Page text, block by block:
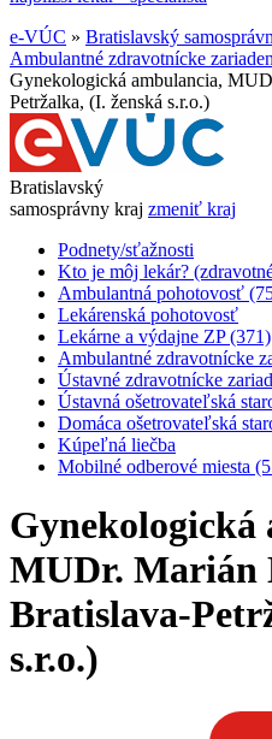
e-VÚC » Bratislavský
Ambulantné zdravotnícke
Gynekologická ambulancia,
Petržalka, (I. ženská s.r.o.)
Bratislavský
samosprávny kraj zmeniť kraj
Podnety/sťažnosti
Kto je môj lekár?
Ambulantná pohotovosť
Lekárenská pohotovosť
Lekárne a výdajne ZP (371)
Ambulantné zdravotnícke
Ústavné zdravotnícke
Ústavná ošetrovateľská
Domáca ošetrovateľská
Kúpeľná liečba
Mobilné odberové miesta
Gynekologická
MUDr. Marián
Bratislava-
s.r.o.)